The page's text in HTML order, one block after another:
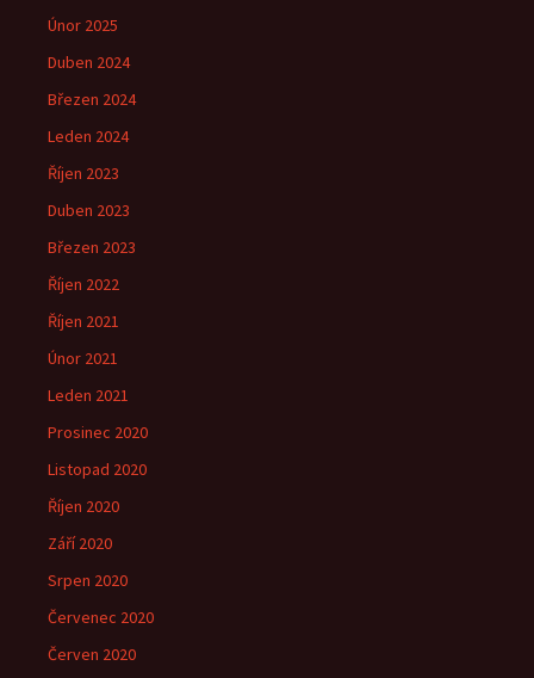
Únor 2025
Duben 2024
Březen 2024
Leden 2024
Říjen 2023
Duben 2023
Březen 2023
Říjen 2022
Říjen 2021
Únor 2021
Leden 2021
Prosinec 2020
Listopad 2020
Říjen 2020
Září 2020
Srpen 2020
Červenec 2020
Červen 2020